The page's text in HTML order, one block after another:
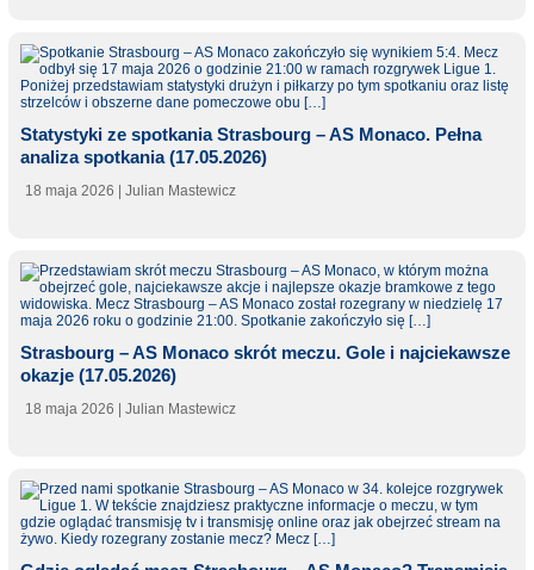
Statystyki ze spotkania Strasbourg – AS Monaco. Pełna
analiza spotkania (17.05.2026)
18 maja 2026 | Julian Mastewicz
Strasbourg – AS Monaco skrót meczu. Gole i najciekawsze
okazje (17.05.2026)
18 maja 2026 | Julian Mastewicz